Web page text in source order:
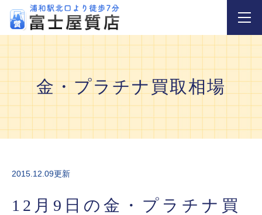
金・プラチナ買取相場
2015.12.09更新
12月9日の金・プラチナ買